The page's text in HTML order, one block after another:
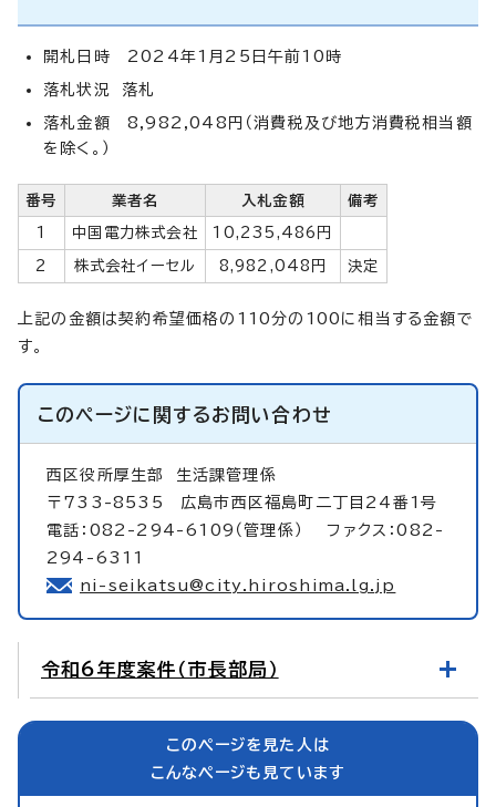
開札日時 2024年1月25日午前10時
落札状況 落札
落札金額 8,982,048円（消費税及び地方消費税相当額
を除く。）
番号 業者名 入札金額 備考
1 中国電力株式会社 10,235,486円
2 株式会社イーセル 8,982,048円 決定
上記の金額は契約希望価格の110分の100に相当する金額で
す。
このページに関するお問い合わせ
西区役所厚生部 生活課管理係
〒733-8535 広島市西区福島町二丁目24番1号
電話：082-294-6109（管理係） ファクス：082-
294-6311
ni-seikatsu@city.hiroshima.lg.jp
令和6年度案件（市長部局）
このページを見た人は
こんなページも見ています